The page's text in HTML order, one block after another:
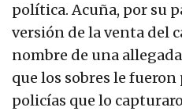
política. Acuña, por su
versión de la venta del
nombre de una
que los sobres le
policías que lo